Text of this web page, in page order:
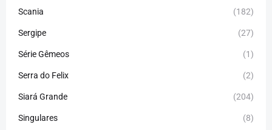
Scania (182)
Sergipe (27)
Série Gêmeos (1)
Serra do Felix (2)
Siará Grande (204)
Singulares (8)